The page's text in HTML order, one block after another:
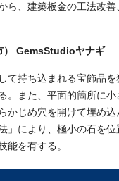
ら、建築板金の工法改善
） GemsStudioヤナギ
て持ち込まれる宝飾品
。また、平面的箇所に
かじめ穴を開けて埋め
」により、極小の石を
能を有する。